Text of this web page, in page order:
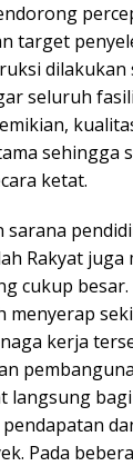
target
seluruh
sehingga
ketat.
sarana
Rakyat juga
cukup besar.
menyerap
kerja
langsung
Pada